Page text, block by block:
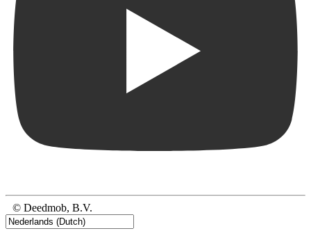
© Deedmob, B.V.